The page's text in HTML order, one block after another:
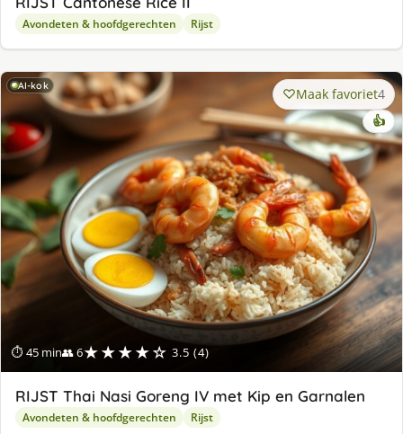
Avondeten & hoofdgerechten Rijst
AI-kok
⏱ 45 min👥 6★★★★☆ 3.5 (4)
Maak favoriet4
👍
RIJST Thai Nasi Goreng IV met Kip en Garnalen
Avondeten & hoofdgerechten Rijst